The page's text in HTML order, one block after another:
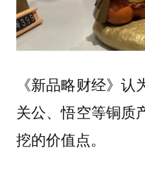
《新品略财经》认
关公、悟空等铜质
挖的价值点。